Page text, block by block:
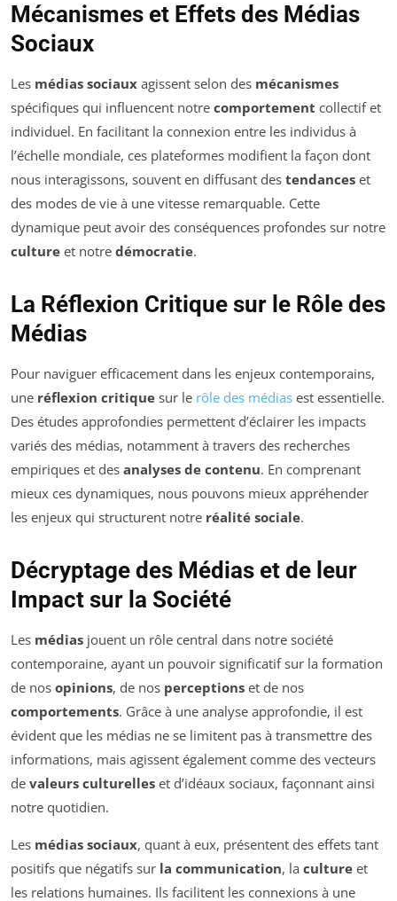
Mécanismes et Effets des Médias
Sociaux
Les médias sociaux agissent selon des mécanismes
spécifiques qui influencent notre comportement collectif et
individuel. En facilitant la connexion entre les individus à
l’échelle mondiale, ces plateformes modifient la façon dont
nous interagissons, souvent en diffusant des tendances et
des modes de vie à une vitesse remarquable. Cette
dynamique peut avoir des conséquences profondes sur notre
culture et notre démocratie.
La Réflexion Critique sur le Rôle des
Médias
Pour naviguer efficacement dans les enjeux contemporains,
une réflexion critique sur le rôle des médias est essentielle.
Des études approfondies permettent d’éclairer les impacts
variés des médias, notamment à travers des recherches
empiriques et des analyses de contenu. En comprenant
mieux ces dynamiques, nous pouvons mieux appréhender
les enjeux qui structurent notre réalité sociale.
Décryptage des Médias et de leur
Impact sur la Société
Les médias jouent un rôle central dans notre société
contemporaine, ayant un pouvoir significatif sur la formation
de nos opinions, de nos perceptions et de nos
comportements. Grâce à une analyse approfondie, il est
évident que les médias ne se limitent pas à transmettre des
informations, mais agissent également comme des vecteurs
de valeurs culturelles et d’idéaux sociaux, façonnant ainsi
notre quotidien.
Les médias sociaux, quant à eux, présentent des effets tant
positifs que négatifs sur la communication, la culture et
les relations humaines. Ils facilitent les connexions à une